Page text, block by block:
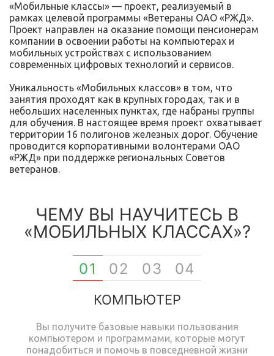
«Мобильные классы» — проект, реализуемый в
рамках целевой программы «Ветераны ОАО «РЖД».
Проект направлен на оказание помощи пенсионерам
компании в освоении работы на компьютерах и
мобильных устройствах с использованием
современных цифровых технологий и сервисов.
Уникальность «Мобильных классов» в том, что
занятия проходят как в крупных городах, так и в
небольших населенных пунктах, где набраны группы
для обучения. В настоящее время проект охватывает
территории 16 полигонов железных дорог. Обучение
проводится корпоративными волонтерами ОАО
«РЖД» при поддержке региональных Советов
ветеранов.
ЧЕМУ ВЫ НАУЧИТЕСЬ В
«МОБИЛЬНЫХ КЛАССАХ»?
01 02 03 04
КОМПЬЮТЕР
Вы получите базовые навыки пользования
компьютером и программами, которые могут
понадобиться и помочь в повседневной жизни